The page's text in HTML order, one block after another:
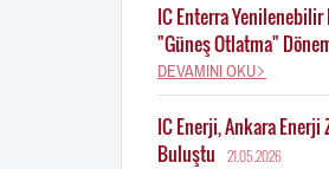
IC Enterra Yenilenebilir
"Güneş Otlatma"
DEVAMINI OKU
IC Enerji, Ankara
Buluştu
21.05.2026